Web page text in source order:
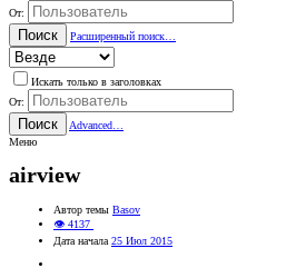
От:
Поиск Расширенный поиск…
Искать только в заголовках
От:
Поиск
Advanced…
Меню
airview
Автор темы Basov
👁 4137
Дата начала 25 Июл 2015